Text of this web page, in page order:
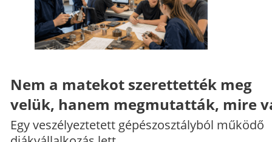
Nem a matekot szerettették meg
velük, hanem megmutatták, mire
Egy veszélyeztetett gépészosztályból működő